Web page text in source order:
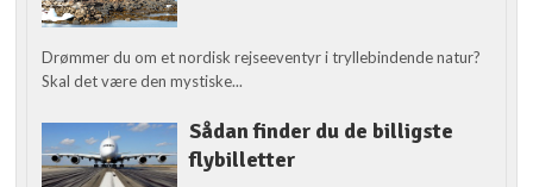
Drømmer du om et nordisk rejseeventyr i tryllebindende natur?
Skal det være den mystiske...
Sådan finder du de billigste
flybilletter